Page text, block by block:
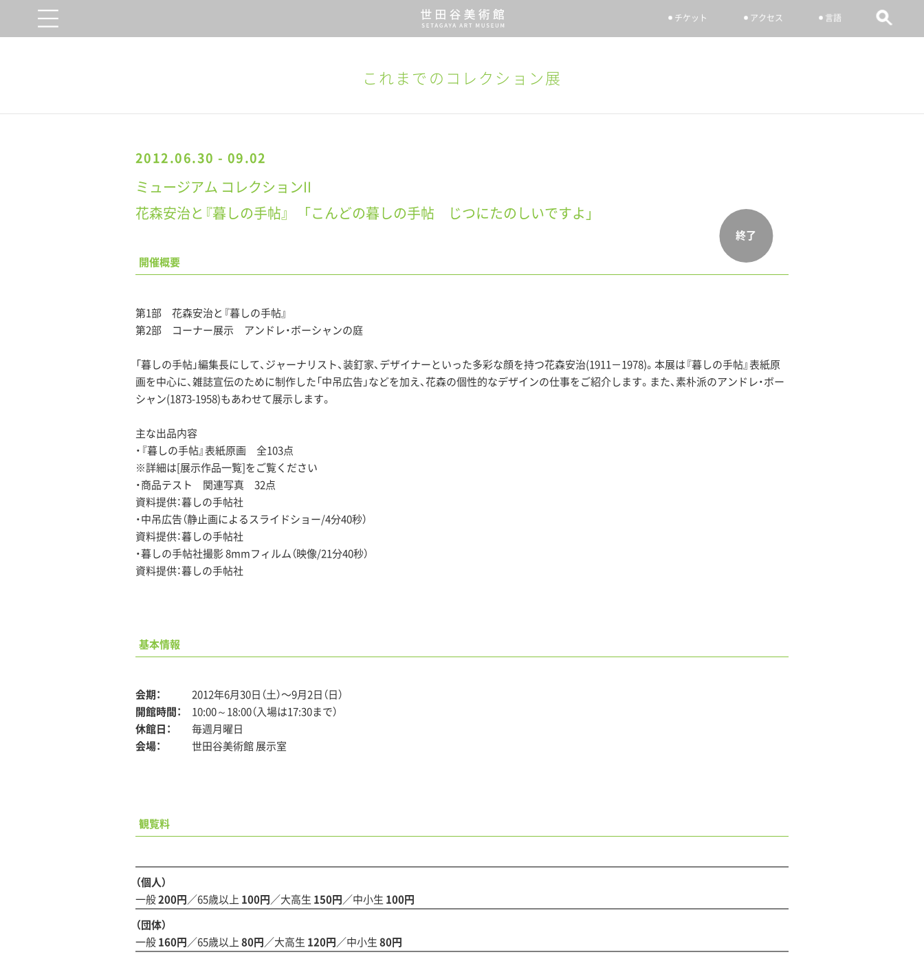
チケット アクセス 言語
これまでのコレクション展
終了
2012.06.30 - 09.02
ミュージアム コレクションII
花森安治と『暮しの手帖』 「こんどの暮しの手帖 じつにたのしいですよ」
開催概要
第1部 花森安治と『暮しの手帖』
第2部 コーナー展示 アンドレ・ボーシャンの庭
「暮しの手帖」編集長にして、ジャーナリスト、装釘家、デザイナーといった多彩な顔を持つ花森安治(1911－1978)。本展は『暮しの手帖』表紙原
画を中心に、雑誌宣伝のために制作した「中吊広告」などを加え、花森の個性的なデザインの仕事をご紹介します。また、素朴派のアンドレ・ボー
シャン(1873-1958)もあわせて展示します。
主な出品内容
・『暮しの手帖』表紙原画 全103点
※詳細は[展示作品一覧]をご覧ください
・商品テスト 関連写真 32点
資料提供：暮しの手帖社
・中吊広告（静止画によるスライドショー/4分40秒）
資料提供：暮しの手帖社
・暮しの手帖社撮影 8mmフィルム（映像/21分40秒）
資料提供：暮しの手帖社
基本情報
会期：
2012年6月30日（土）〜9月2日（日）
開館時間：
10:00～18:00（入場は17:30まで）
休館日：
毎週月曜日
会場：
世田谷美術館 展示室
観覧料
（個人）
一般 200円 ／65歳以上 100円 ／大高生 150円 ／中小生 100円
（団体）
一般 160円 ／65歳以上 80円 ／大高生 120円 ／中小生 80円